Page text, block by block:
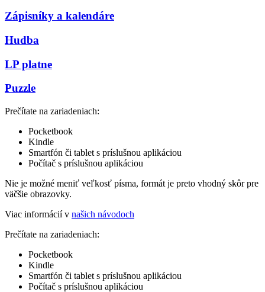
Zápisníky a kalendáre
Hudba
LP platne
Puzzle
Prečítate na zariadeniach:
Pocketbook
Kindle
Smartfón či tablet s príslušnou aplikáciou
Počítač s príslušnou aplikáciou
Nie je možné meniť veľkosť písma, formát je preto vhodný skôr pre
väčšie obrazovky.
Viac informácií v našich návodoch
Prečítate na zariadeniach:
Pocketbook
Kindle
Smartfón či tablet s príslušnou aplikáciou
Počítač s príslušnou aplikáciou